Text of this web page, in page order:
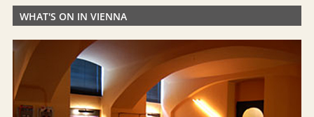
WHAT'S ON IN VIENNA